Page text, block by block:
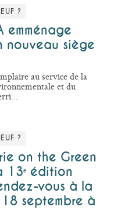
?
emménage
nouveau siège
au service de la
et du
?
on the Green
13ᵉ édition
vous à la
septembre à